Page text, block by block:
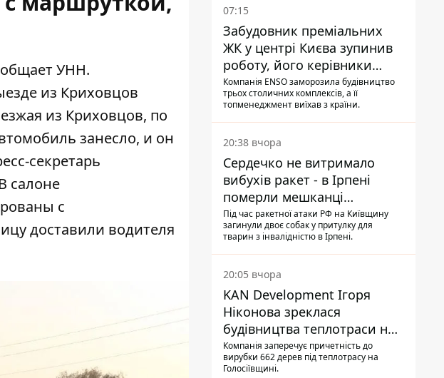
УНН.
из Криховцов
из Криховцов, по
занесло, и он
секретарь
салоне
с
доставили водителя
07:15
Забудовник преміальних
ЖК у центрі Києва зупинив
роботу, його керівники
втекли з України - Bihus.info
Компанія ENSO заморозила будівництво
трьох столичних комплексів, а її
топменеджмент виїхав з країни.
20:38 вчора
Сердечко не витримало
вибухів ракет - в Ірпені
померли мешканці
притулку для собак з
інвалідністю
Під час ракетної атаки РФ на Київщину
загинули двоє собак у притулку для
тварин з інвалідністю в Ірпені.
20:05 вчора
KAN Development Ігоря
Ніконова зреклася
будівництва теплотраси на
Теремках
Компанія заперечує причетність до
вирубки 662 дерев під теплотрасу на
Голосіївщині.